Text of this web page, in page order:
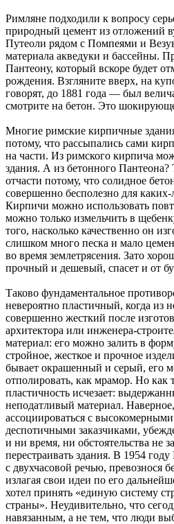
Римляне подходили к вопросу
природный цемент из отложений
Путеоли рядом с Помпеями и
материала акведуки и бассейны.
Пантеону, который вскоре будет
рождения. Взгляните вверх, на
говорят, до 1881 года — был
смотрите на бетон. Это
Многие римские кирпичные
потому, что рассыпались сами
на части. Из римского кирпича
здания. А из бетонного Пантеона?
отчасти потому, что солидное
совершенно бесполезно для
Кирпичи можно использовать
можно только измельчить в
того, насколько качественно он
слишком много песка и мало
во время землетрясения. Зато
прочный и дешевый, спасет и от
Таково фундаментальное
невероятно пластичный, когда из
совершенно жесткий после
архитектора или инженера-
материал: его можно залить в
стройное, жесткое и прочное
бывает окрашенный и серый, его
отполировать, как мрамор. Но как
пластичность исчезает:
неподатливый материал.
ассоциироваться с
деспотичными заказчиками,
и ни время, ни обстоятельства не
перестраивать здания. В 1954
с двухчасовой речью, превознося
излагая свои идеи по его
хотел принять «единую систему
страны». Неудивительно, что
навязанным, а не тем, что люди